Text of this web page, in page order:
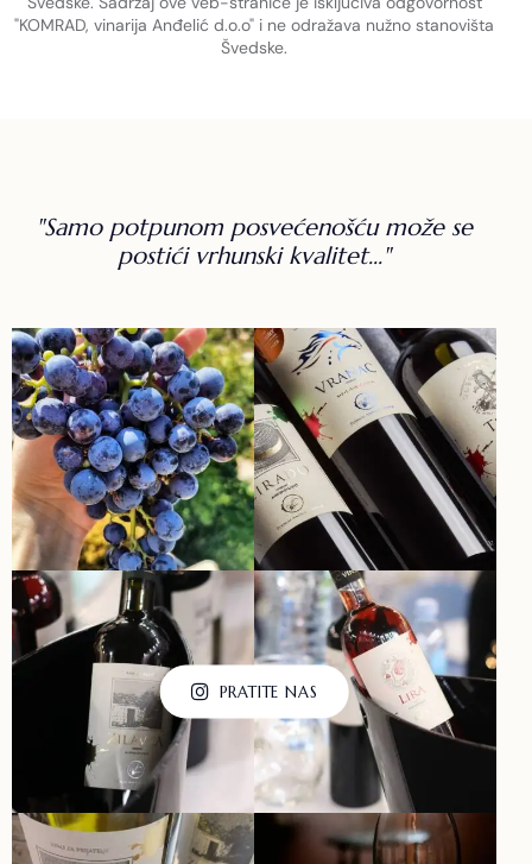
"KOMRAD, vinarija Anđelić d.o.o" i ne odražava nužno stanovišta
Švedske.
"Samo potpunom posvećenošću može se
postići vrhunski kvalitet..."
PRATITE NAS